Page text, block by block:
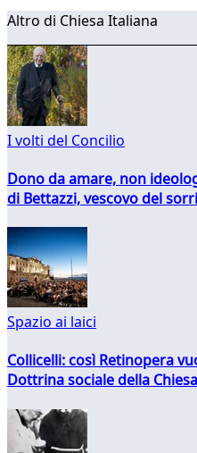
Altro di Chiesa Italiana
I volti del Concilio
Dono da amare, non
di Bettazzi, vescovo del
Spazio ai laici
Collicelli: così Retinopera
Dottrina sociale della Chiesa